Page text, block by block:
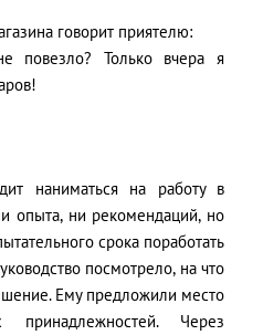
говорит приятелю:
повезло? Только вчера я
наниматься на работу в
опыта, ни рекомендаций, но
срока поработать
посмотрело, на что
Ему предложили место
Через